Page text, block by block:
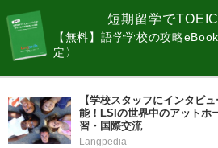
短期留学で
【無料】語学学校の攻略
定〉
【学校スタッフにインタビ
能！LSIの世界中のアットホ
習・国際交流
Langpedia